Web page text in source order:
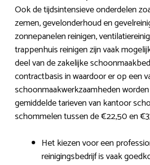
Ook de tijdsintensieve onderdelen
zemen, gevelonderhoud en
zonnepanelen reinigen,
trappenhuis reinigen zijn vaak
deel van de zakelijke
contractbasis in waardoor er op een
schoonmaakwerkzaamheden
gemiddelde tarieven van kantoor
schommelen tussen de €22,50 en
Het kiezen voor een
reinigingsbedrijf is vaak